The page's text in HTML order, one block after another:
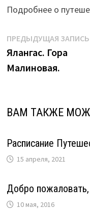
Подробнее о
Навигация
по
ПРЕДЫДУЩАЯ ЗАПИСЬ
Ялангас. Гора
Малиновая.
ВАМ ТАКЖЕ
Расписание
15 апреля, 2021
Добро пожаловать,
10 мая, 2016